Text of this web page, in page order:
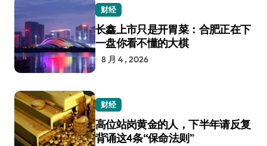
财经
长鑫上市只是开胃菜：合肥正在下
一盘你看不懂的大棋
8 月 4 , 2026
财经
高位站岗黄金的人，下半年请反复
背诵这4条“保命法则”